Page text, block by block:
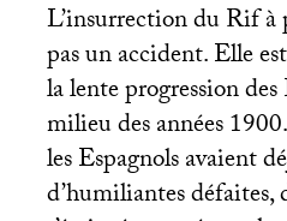
L’insurrection du Rif à
pas un accident. Elle
la lente progression
milieu des années
les Espagnols avaient
d’humiliantes défaites,